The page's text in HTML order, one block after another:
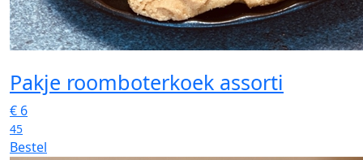
Pakje roomboterkoek assorti
€ 6
45
Bestel